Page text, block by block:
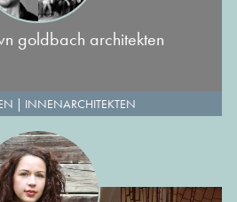
goldbach architekten
| INNENARCHITEKTEN